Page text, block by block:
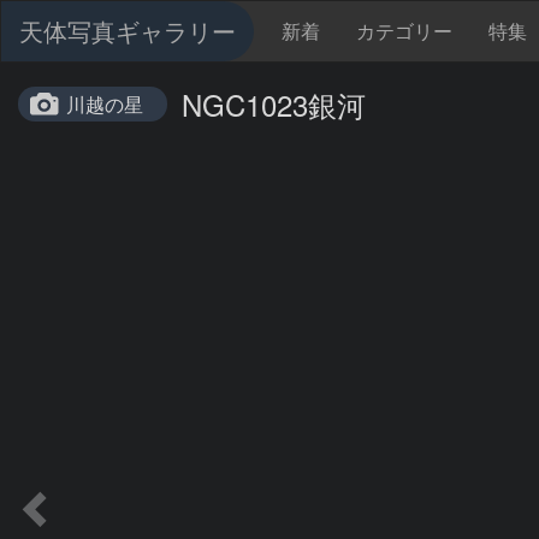
天体写真ギャラリー 新着 カテゴリー 特集
川越の星 NGC1023銀河